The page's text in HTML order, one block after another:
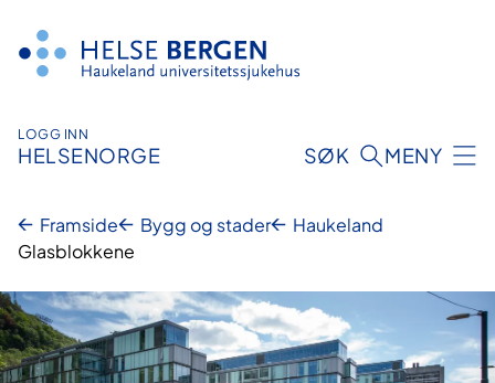
innhald
LOGG INN
HELSENORGE SØK MENY
Framside Bygg og stader
Haukeland
Glasblokkene